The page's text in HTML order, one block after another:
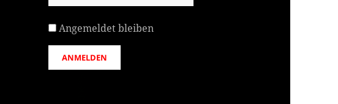
Angemeldet bleiben
ANMELDEN